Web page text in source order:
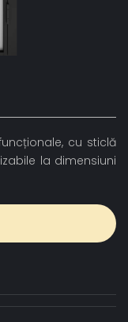
cu sticlă
la dimensiuni